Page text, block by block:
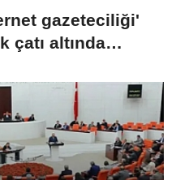
gazeteciliği'
çatı altında